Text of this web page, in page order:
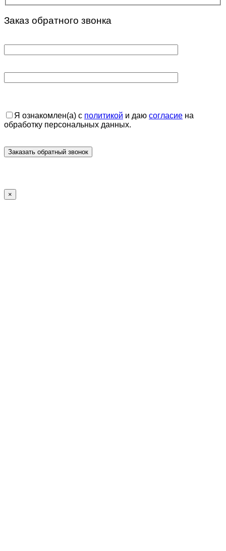
Заказ обратного звонка
Я ознакомлен(а) с политикой и даю согласие на
обработку персональных данных.
×